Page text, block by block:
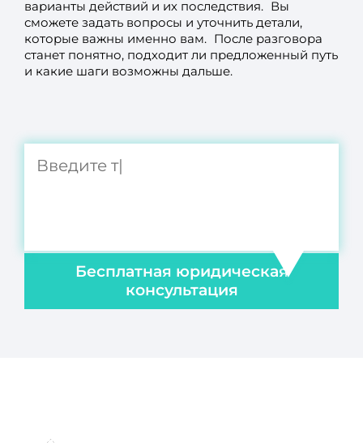
варианты действий и их последствия. Вы
сможете задать вопросы и уточнить детали,
которые важны именно вам. После разговора
станет понятно, подходит ли предложенный путь
и какие шаги возможны дальше.
Бесплатная юридическая
консультация